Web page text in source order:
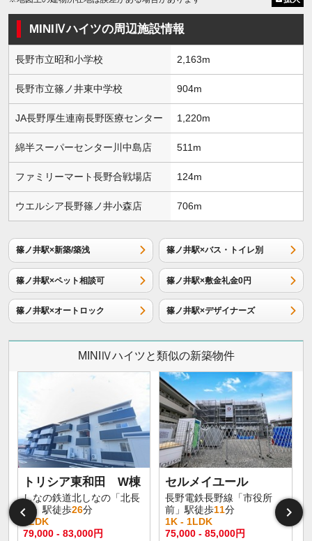
MINIⅣハイツの周辺施設情報
長野市立昭和小学校 2,163m
長野市立篠ノ井東中学校 904m
JA長野厚生連南長野医療センター 1,220m
綿半スーパーセンター川中島店 511m
ファミリーマート長野合戦場店 124m
ウエルシア長野篠ノ井小森店 706m
篠ノ井駅×新築/築浅 篠ノ井駅×バス・トイレ別
篠ノ井駅×ペット相談可 篠ノ井駅×敷金礼金0円
篠ノ井駅×オートロック 篠ノ井駅×デザイナーズ
MINIⅣハイツと類似の新築物件
トリシア東和田 W棟
しなの鉄道北しなの「北長
野」駅徒歩26分
1LDK
79,000 - 83,000円
セルメイユール
長野電鉄長野線「市役所
前」駅徒歩11分
1K - 1LDK
75,000 - 85,000円